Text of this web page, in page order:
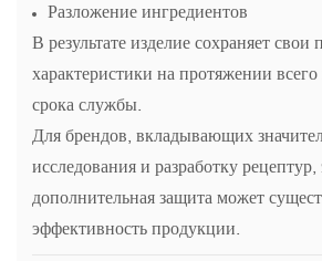
Разложение ингредиентов
В результате изделие сохраняет свои
характеристики на протяжении
срока службы.
Для брендов, вкладывающих
исследования и разработку рецептур,
дополнительная защита может
эффективность продукции.